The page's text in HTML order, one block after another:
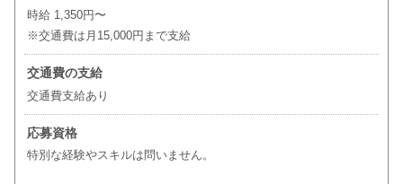
時給 1,350円〜
※交通費は月15,000円まで支給
交通費の支給
交通費支給あり
応募資格
特別な経験やスキルは問いません。